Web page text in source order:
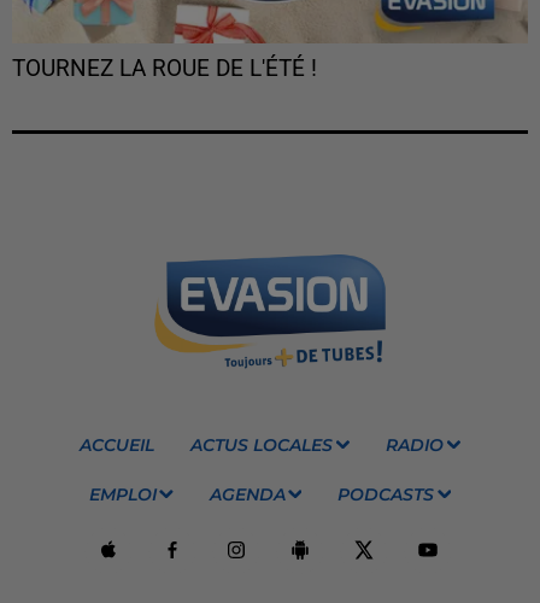
TOURNEZ LA ROUE DE L'ÉTÉ !
ACCUEIL ACTUS LOCALES RADIO
EMPLOI AGENDA PODCASTS